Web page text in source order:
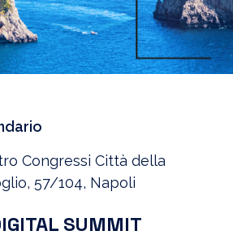
Congressi Città della
57/104, Napoli
SUMMIT